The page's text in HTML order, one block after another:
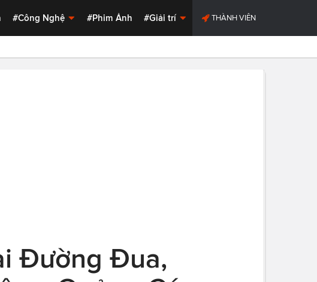
#Công Nghệ #Phim Ảnh #Giải trí THÀNH VIÊN
Đường Đua,